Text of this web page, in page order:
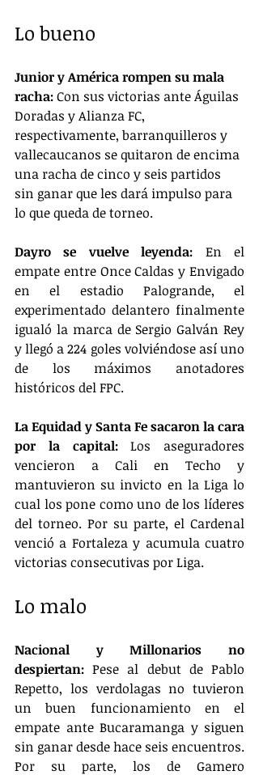
Lo bueno
Junior y América rompen su mala
racha: Con sus victorias ante Águilas
Doradas y Alianza FC,
respectivamente, barranquilleros y
vallecaucanos se quitaron de encima
una racha de cinco y seis partidos
sin ganar que les dará impulso para
lo que queda de torneo.
Dayro se vuelve leyenda: En el
empate entre Once Caldas y Envigado
en el estadio Palogrande, el
experimentado delantero finalmente
igualó la marca de Sergio Galván Rey
y llegó a 224 goles volviéndose así uno
de los máximos anotadores
históricos del FPC.
La Equidad y Santa Fe sacaron la cara
por la capital: Los aseguradores
vencieron a Cali en Techo y
mantuvieron su invicto en la Liga lo
cual los pone como uno de los líderes
del torneo. Por su parte, el Cardenal
venció a Fortaleza y acumula cuatro
victorias consecutivas por Liga.
Lo malo
Nacional y Millonarios no
despiertan: Pese al debut de Pablo
Repetto, los verdolagas no tuvieron
un buen funcionamiento en el
empate ante Bucaramanga y siguen
sin ganar desde hace seis encuentros.
Por su parte, los de Gamero